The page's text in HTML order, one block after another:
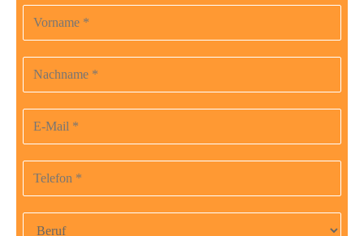
Bitte
lasse
dieses
Feld
Vorname
Nachname
E-Mail-Adresse
Telefonnummer
Beruf